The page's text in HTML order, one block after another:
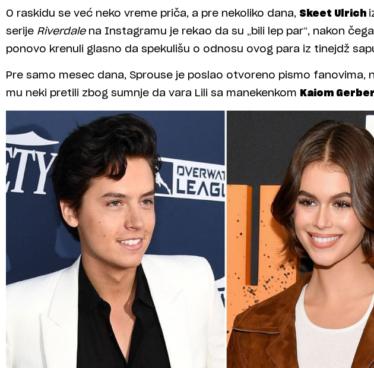
O raskidu se već neko vreme priča, a pre nekoliko dana, Skeet Ulrich
serije Riverdalena Instagramu je rekao da su „bili lep par“, nakon
ponovo krenuli glasno da spekulišu o odnosu ovog para iz tinejdž
Pre samo mesec dana, Sprouse je poslao otvoreno pismo fanovima,
mu neki pretili zbog sumnje da vara Lili sa manekenkom Kaiom